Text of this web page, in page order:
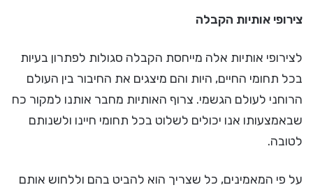
צירופי אותיות הקבלה
לצירופי אותיות אלה מייחסת הקבלה סגולות לפתרון בעיות
בכל תחומי החיים, היות והם מיצגים את החיבור בין העולם
הרוחני לעולם הגשמי. צרוף האותיות מחבר אותנו למקור כח
שבאמצעותו אנו יכולים לשלוט בכל תחומי חיינו ולשנותם
לטובה.
על פי המאמינים, כל שצריך הוא להביט בהם וללחוש אותם